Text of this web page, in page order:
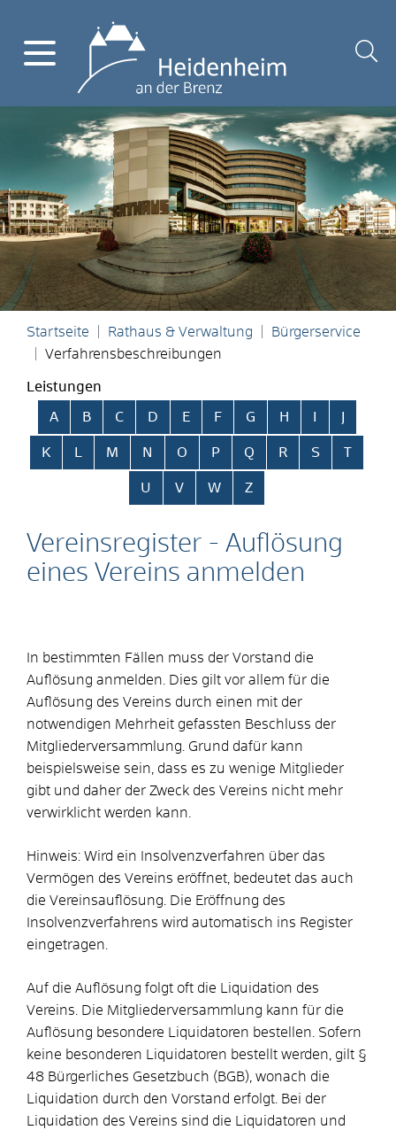
Startseite Rathaus & Verwaltung
Bürgerservice
Verfahrensbeschreibungen
Leistungen
Alphabetisches Register überspringen
A B C D E F G H
K L M N O P Q R S T
U V W Z
Vereinsregister - Auflösung
eines Vereins anmelden
In bestimmten Fällen muss der Vorstand die
Auflösung anmelden. Dies gilt vor allem für die
Auflösung des Vereins durch einen mit der
notwendigen Mehrheit gefassten Beschluss der
Mitgliederversammlung. Grund dafür kann
beispielsweise sein, dass es zu wenige Mitglieder
gibt und daher der Zweck des Vereins nicht mehr
verwirklicht werden kann.
Hinweis: Wird ein Insolvenzverfahren über das
Vermögen des Vereins eröffnet, bedeutet das auch
die Vereinsauflösung. Die Eröffnung des
Insolvenzverfahrens wird automatisch ins Register
eingetragen.
Auf die Auflösung folgt oft die Liquidation des
Vereins. Die Mitgliederversammlung kann für die
Auflösung besondere Liquidatoren bestellen. Sofern
keine besonderen Liquidatoren bestellt werden, gilt §
48 Bürgerliches Gesetzbuch (BGB), wonach die
Liquidation durch den Vorstand erfolgt. Bei der
Liquidation des Vereins sind die Liquidatoren und